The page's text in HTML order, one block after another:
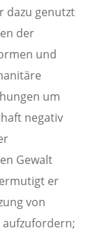
dazu genutzt
der
und
um
negativ
Gewalt
er
von